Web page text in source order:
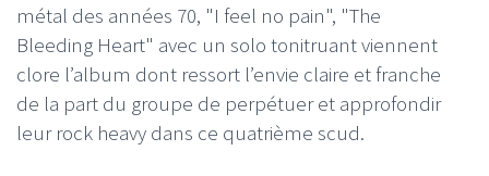
métal des années 70, "I feel no pain", "The
Bleeding Heart" avec un solo tonitruant viennent
clore l’album dont ressort l’envie claire et franche
de la part du groupe de perpétuer et approfondir
leur rock heavy dans ce quatrième scud.